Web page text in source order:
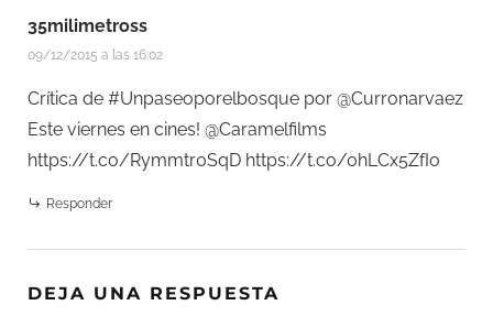
35milimetross
09/12/2015 a las 16:02
Crítica de #Unpaseoporelbosque por @Curronarvaez
Este viernes en cines! @Caramelfilms
https://t.co/Rymmtr0SqD https://t.co/0hLCx5ZfIo
Responder
DEJA UNA RESPUESTA